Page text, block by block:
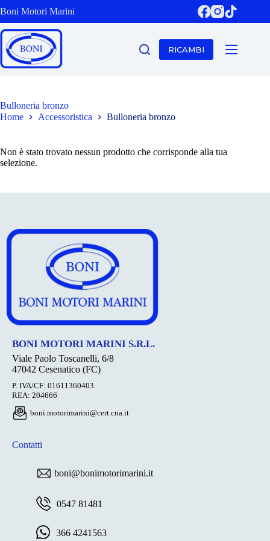
al
contenuto
Boni Motori Marini
RICAMBI
Bulloneria bronzo
Home
Accessoristica Bulloneria bronzo
Non è stato trovato nessun prodotto che corrisponde alla tua
selezione.
BONI MOTORI MARINI S.R.L.
Viale Paolo Toscanelli, 6/8
47042 Cesenatico (FC)
P. IVA/CF: 01611360403
REA: 204666
boni.motorimarini@cert.cna.it
Contatti
boni@bonimotorimarini.it
0547 81481
366 4241563